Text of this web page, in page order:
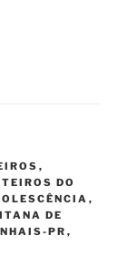
,
DO
,
DE
PR ,